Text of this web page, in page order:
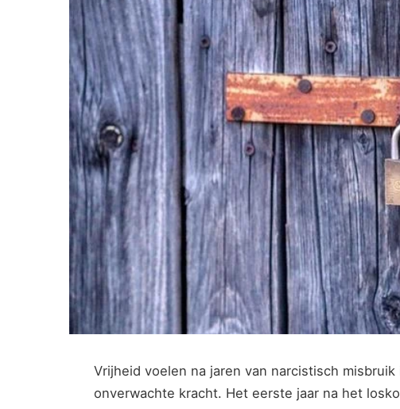
Vrijheid voelen‌ na​ jaren ​van narcistisch
onverwachte kracht. Het eerste⁣ jaar na het